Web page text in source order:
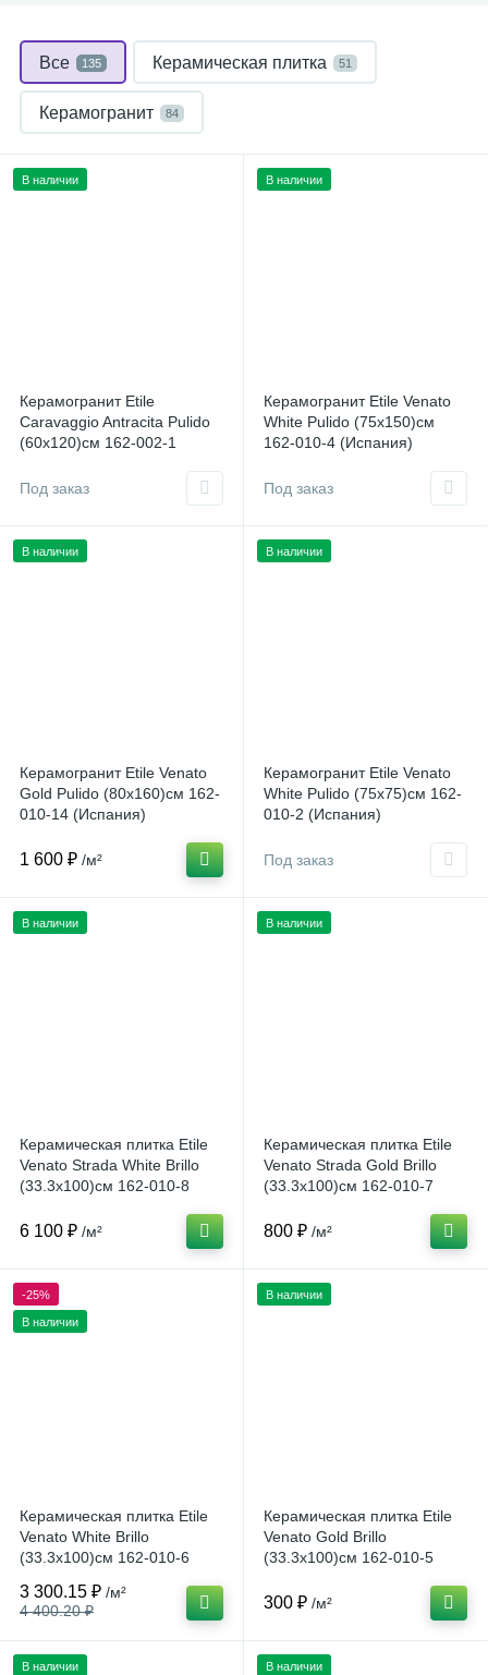
Все 135 Керамическая плитка 51
Керамогранит 84
В наличии
Керамогранит Etile
Caravaggio Antracita Pulido
(60x120)см 162-002-1
Под заказ
В наличии
Керамогранит Etile Venato
White Pulido (75x150)см
162-010-4 (Испания)
Под заказ
В наличии
Керамогранит Etile Venato
Gold Pulido (80x160)см 162-
010-14 (Испания)
1 600 ₽ /м²
В наличии
Керамогранит Etile Venato
White Pulido (75x75)см 162-
010-2 (Испания)
Под заказ
В наличии
Керамическая плитка Etile
Venato Strada White Brillo
(33.3x100)см 162-010-8
6 100 ₽ /м²
В наличии
Керамическая плитка Etile
Venato Strada Gold Brillo
(33.3x100)см 162-010-7
800 ₽ /м²
-25%
В наличии
Керамическая плитка Etile
Venato White Brillo
(33.3x100)см 162-010-6
3 300.15 ₽ /м²
4 400.20 ₽
В наличии
Керамическая плитка Etile
Venato Gold Brillo
(33.3x100)см 162-010-5
300 ₽ /м²
В наличии В наличии